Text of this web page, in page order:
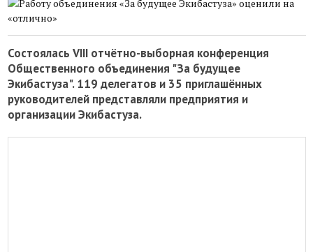
Состоялась VIII отчётно-выборная конференция
Общественного объединения "За будущее
Экибастуза". 119 делегатов и 35 приглашённых
руководителей представляли предприятия и
организации Экибастуза.